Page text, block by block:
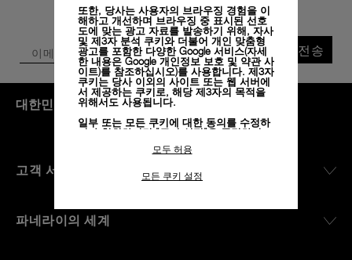
전송
대한민국 KRW ₩)- KO
고객 서비스
파네라이의 세계
또한, 당사는 사용자의 브라우징 경험을 이
해하고 개선하며 브라우징 중 표시된 선호
도에 맞는 광고 자료를 발송하기 위해, 자사
및 제3자 분석 쿠키와 더불어 개인 맞춤형
광고를 포함한 다양한 Google 서비스(자세
한 내용은Google 개인정보 보호 및 약관 사
이트)를 참조하십시오)를 사용합니다. 제3자
쿠키는 당사 이외의 사이트 또는 웹 서버에
서 제공하는 쿠키로, 해당 제3자의 목적을
위해서도 사용됩니다.
일부 또는 모든 쿠키에 대한 동의를 수정하
거나 철회하려면 "쿠키 설정"을 클릭하거
수집하는 정보" 섹션을 참조하여 자세히 알
모든 쿠키의 사용에 동의하시려면 "모두 허
"모두 거부"를 클릭하시면 기술 쿠키만 사
용하는 데 동의하게 됩니다.
모두 허용
모든 쿠키 설정